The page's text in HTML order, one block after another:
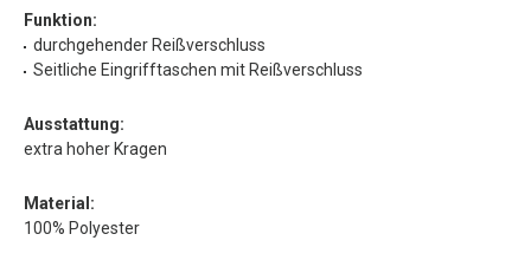
Funktion:
durchgehender Reißverschluss
Seitliche Eingrifftaschen mit Reißverschluss
Ausstattung:
extra hoher Kragen
Material:
100% Polyester